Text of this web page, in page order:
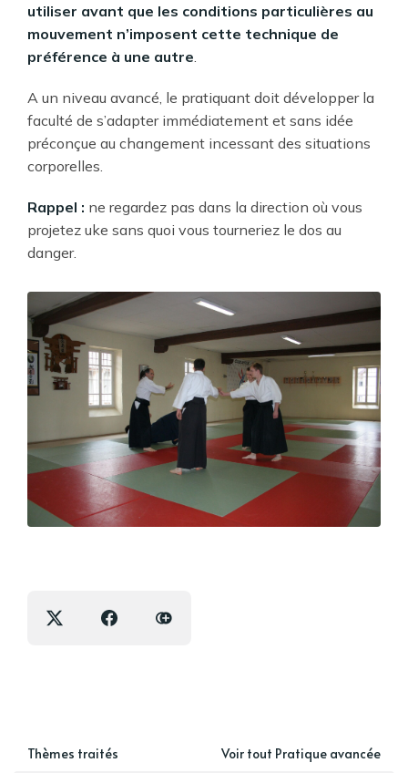
utiliser avant que les conditions particulières au
mouvement n’imposent cette technique de
préférence à une autre
A un niveau avancé, le pratiquant doit développer la
faculté de s’adapter immédiatement et sans idée
préconçue au changement incessant des situations
corporelles.
Rappel : ne regardez pas dans la direction où vous
projetez uke sans quoi vous tourneriez le dos au
danger.
Thèmes traités Voir tout Pratique avancée